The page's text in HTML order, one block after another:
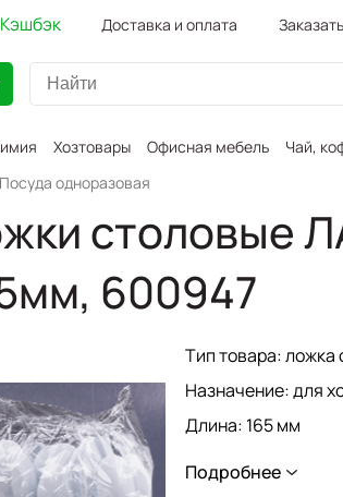
Кэшбэк Доставка и оплата
Хозтовары Офисная мебель Чай,
Посуда одноразовая
столовые
600947
Тип товара: ложка
Назначение: для
Длина: 165 мм
Соответствует
50962-96
Подробнее